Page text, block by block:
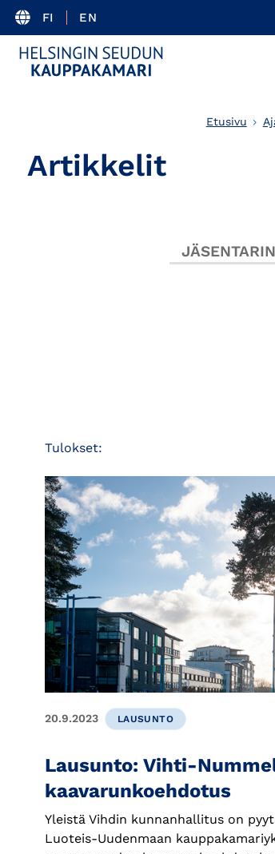
FI EN
Etusivu
Artikkelit
Tulokset:
20.9.2023 LAUSUNTO
Lausunto: Vihti-
kaavarunkoehdotus
Yleistä Vihdin kunnanhallitus on
Luoteis-Uudenmaan